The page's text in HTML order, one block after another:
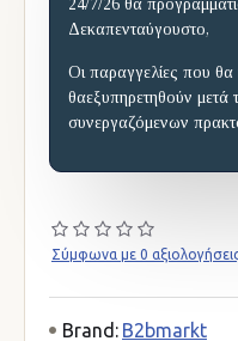
24/7/26 θα
Δεκαπενταύγουστο,
Οι παραγγελίες που
θαεξυπηρετηθούν μετά
συνεργαζόμενων
Σύμφωνα με 0
Brand: B2bmarkt